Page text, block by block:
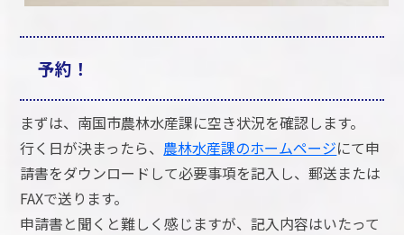
予約！
まずは、南国市農林水産課に空き状況を確認します。
行く日が決まったら、 農林水産課のホームページにて申
請書をダウンロードして必要事項を記入し、郵送または
FAXで送ります。
申請書と聞くと難しく感じますが、記入内容はいたって